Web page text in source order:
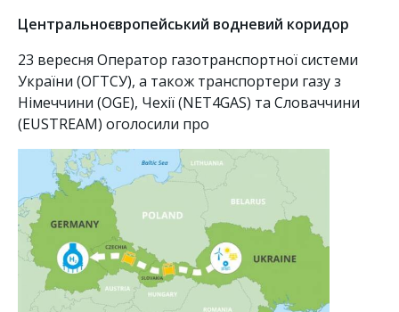
Центральноєвропейський водневий коридор
23 вересня Оператор газотранспортної системи
України (ОГТСУ), а також транспортери газу з
Німеччини (OGE), Чехії (NET4GAS) та Словаччини
(EUSTREAM) оголосили про